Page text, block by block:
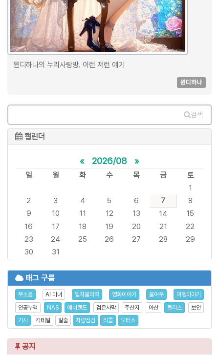
윈디하나의 누리사랑방. 이런 저런 얘기
윈디하나
검색
캘린더
« 2026/08 »
일 월 화 수 목 금
토
1
2
3 4 5 6 7
8
9
10 11 12 13 14
15
16
17 18 19 20 21
22
23
24 25 26 27 28
29
30
31
태그 구름
무소음 AI 미녀 입자물리학 영화이야기 불여우
여행이야기
인공누액
NAS 에버랜드 검은사막 주산지 아산 팬리스
보안
가사
칵테일 일출 차량점검 리콜 모터쇼
공지